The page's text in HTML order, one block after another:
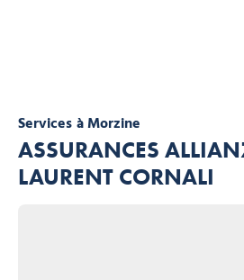
Servicesà Morzine
ASSURANCES
LAURENT CORNALI